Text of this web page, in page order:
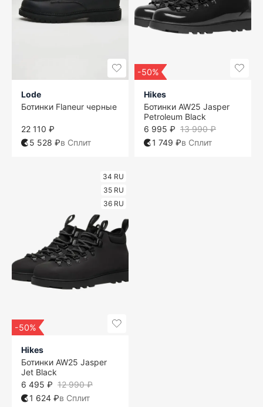
Lode
Ботинки Flaneur черные
22 110 ₽
5 528 ₽в Сплит
-50%
Hikes
Ботинки AW25 Jasper
Petroleum Black
13 990 ₽
6 995 ₽
1 749 ₽в Сплит
34 RU
35 RU
36 RU
-50%
Hikes
Ботинки AW25 Jasper
Jet Black
12 990 ₽
6 495 ₽
1 624 ₽в Сплит